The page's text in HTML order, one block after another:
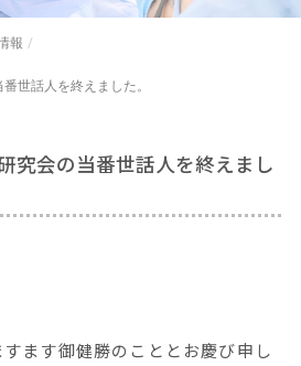
報 /
世話人を終えました。
究会の当番世話人を終えまし
す御健勝のこととお慶び申し